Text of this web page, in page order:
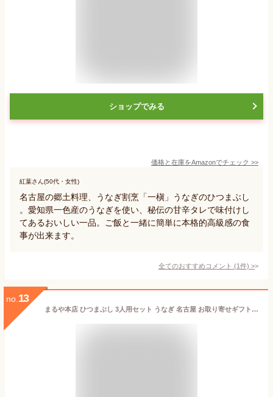
ショップでみる
価格と在庫をAmazonでチェック >>
紅葉さん(50代・女性)
名古屋の郷土料理、うなぎ割烹「一槇」うなぎのひつまぶし
。愛知県一色産のうなぎを使い、秘伝の甘辛タレで味付けし
てあるおいしい一品。ご飯と一緒に簡単に本格的高級感の食
事が出来ます。
全てのおすすめコメント (1件) >
no. 13
まるや本店 ひつまぶし 3人用セット うなぎ 名古屋 お取り寄せギフト セット ウナギ 鰻 うな丼 贈答 お礼